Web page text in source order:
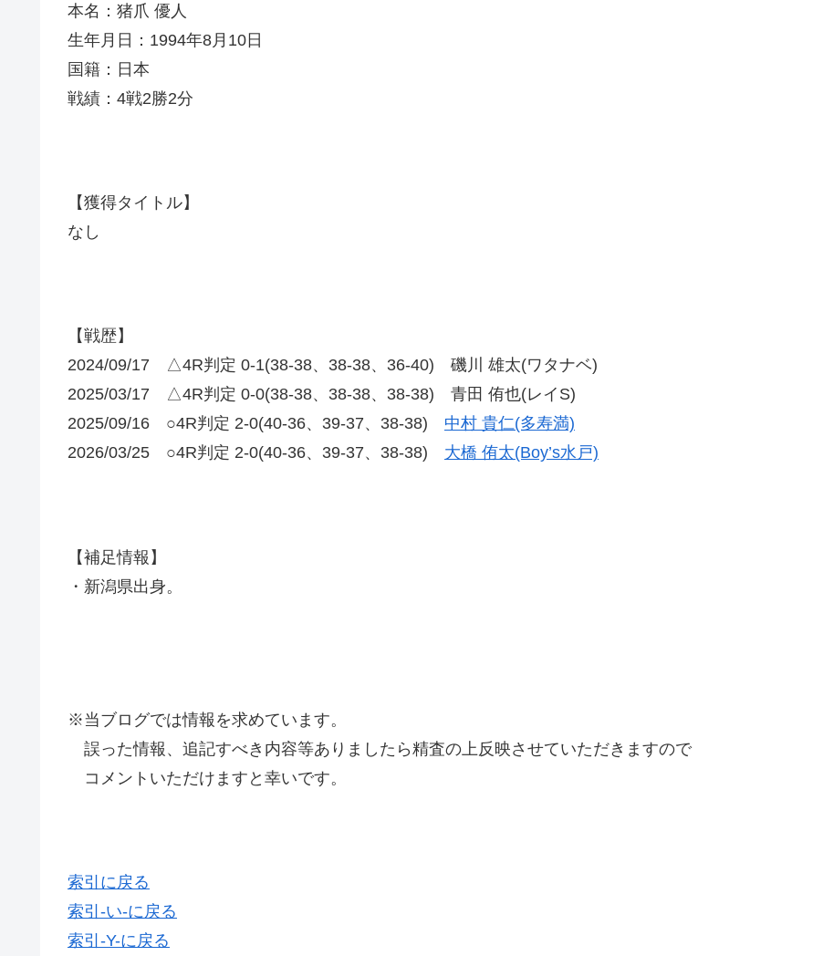
本名：猪爪 優人
生年月日：1994年8月10日
国籍：日本
戦績：4戦2勝2分
【獲得タイトル】
なし
【戦歴】
2024/09/17 △4R判定 0-1(38-38、38-38、36-40) 磯川 雄太(ワタナベ)
2025/03/17 △4R判定 0-0(38-38、38-38、38-38) 青田 侑也(レイS)
2025/09/16 ○4R判定 2-0(40-36、39-37、38-38) 中村 貴仁(多寿満)
2026/03/25 ○4R判定 2-0(40-36、39-37、38-38) 大橋 侑太(Boy’s水戸)
【補足情報】
・新潟県出身。
※当ブログでは情報を求めています。
誤った情報、追記すべき内容等ありましたら精査の上反映させていただきますので
コメントいただけますと幸いです。
索引に戻る
索引-い-に戻る
索引-Y-に戻る